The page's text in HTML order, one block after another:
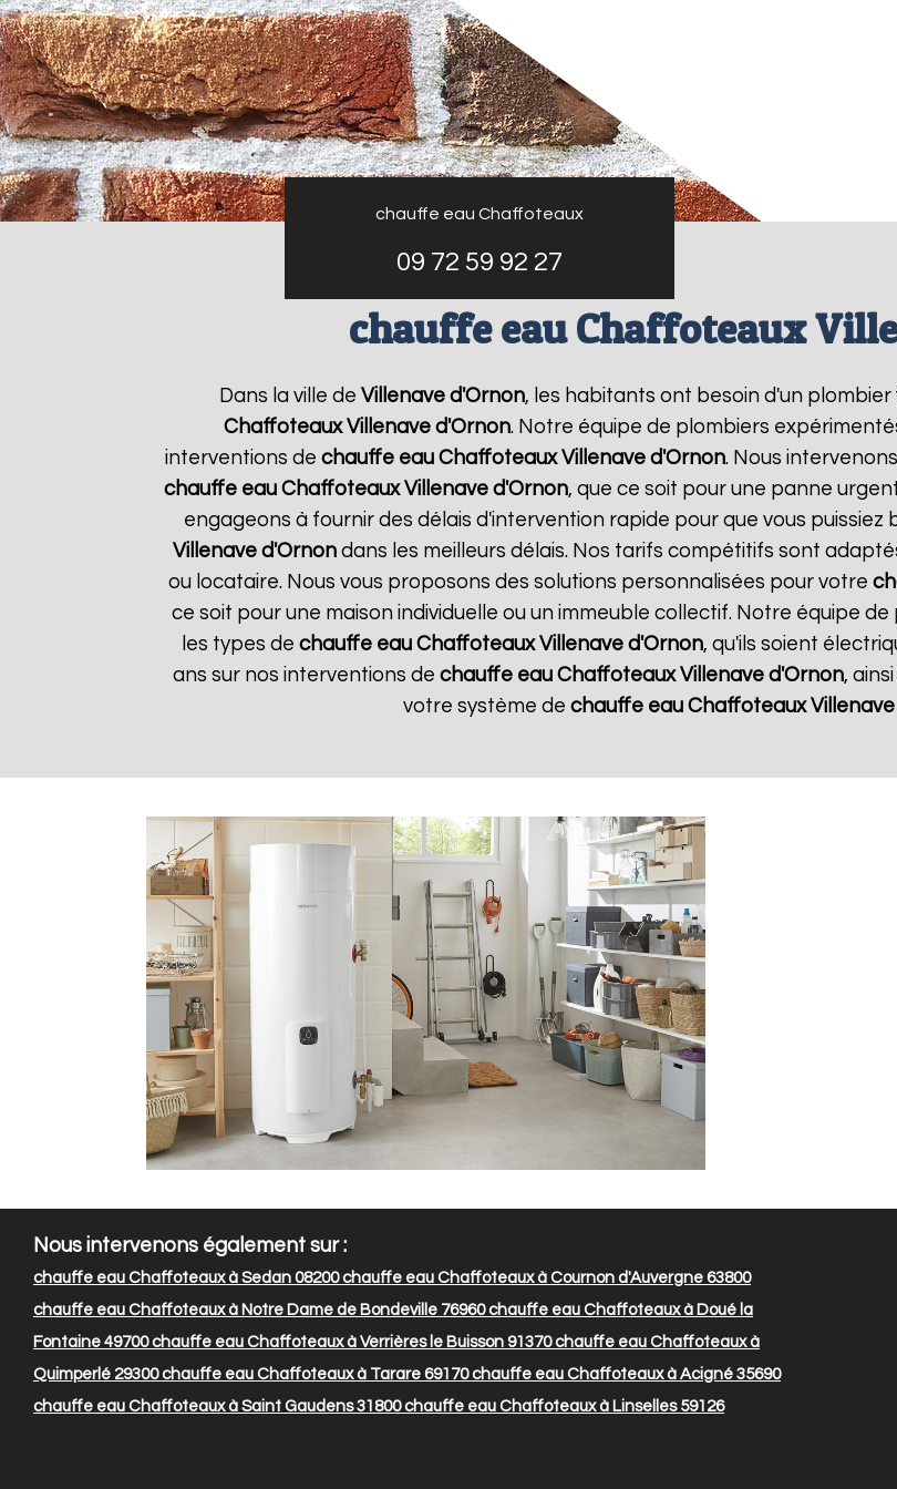
chauffe eau Chaffoteaux
09 72 59 92 27
chauffe eau Chaffoteaux
Dans la ville de Villenave d'Ornon, les habitants ont besoin d'un
Chaffoteaux Villenave d'Ornon. Notre équipe de plombiers
interventions de chauffe eau Chaffoteaux Villenave d'Ornon. Nous
chauffe eau Chaffoteaux Villenave d'Ornon, que ce soit pour une panne
engageons à fournir des délais d'intervention rapide pour que vous puissiez
Villenave d'Ornondans les meilleurs délais. Nos tarifs compétitifs sont
ou locataire. Nous vous proposons des solutions personnalisées pour votre
ce soit pour une maison individuelle ou un immeuble collectif. Notre équipe
les types de chauffe eau Chaffoteaux Villenave d'Ornon, qu'ils soient
ans sur nos interventions de chauffe eau Chaffoteaux Villenave d'Ornon,
votre système de chauffe eau Chaffoteaux
Nous intervenons également sur :
chauffe eau Chaffoteaux à Sedan 08200chauffe eau Chaffoteaux à Cournon d'Auvergne 63800
chauffe eau Chaffoteaux à Notre Dame de Bondeville 76960chauffe eau Chaffoteaux à Doué la
Fontaine 49700chauffe eau Chaffoteaux à Verrières le Buisson 91370chauffe eau Chaffoteaux à
Quimperlé 29300chauffe eau Chaffoteaux à Tarare 69170chauffe eau Chaffoteaux à Acigné 35690
chauffe eau Chaffoteaux à Saint Gaudens 31800chauffe eau Chaffoteaux à Linselles 59126